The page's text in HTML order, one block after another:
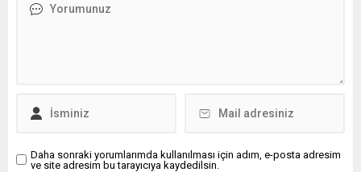
Daha sonraki yorumlarımda kullanılması için adım, e-posta adresim
ve site adresim bu tarayıcıya kaydedilsin.